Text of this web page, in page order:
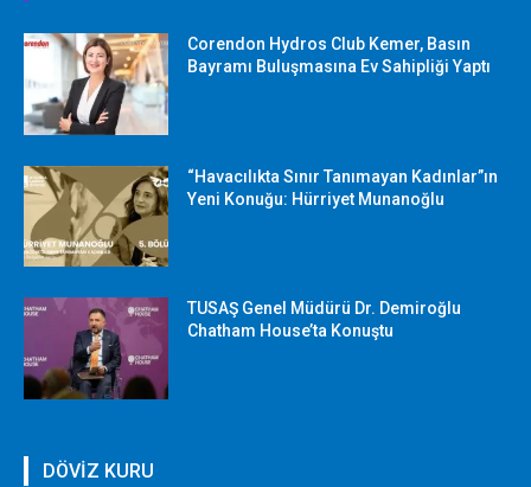
Corendon Hydros Club Kemer, Basın
Bayramı Buluşmasına Ev Sahipliği Yaptı
“Havacılıkta Sınır Tanımayan Kadınlar”ın
Yeni Konuğu: Hürriyet Munanoğlu
TUSAŞ Genel Müdürü Dr. Demiroğlu
Chatham House’ta Konuştu
DÖVİZ KURU